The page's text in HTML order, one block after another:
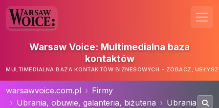
Warsaw Voice: Multimedialna baza
kontaktów
MULTIMEDIALNA BAZA KONTAKTÓW BIZNESOWYCH - ZOBACZ,
warsawvoice.com.pl
Firmy
Ubrania, obuwie, galanteria, biżuteria
Ubrania